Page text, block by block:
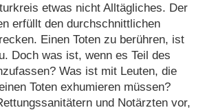
etwas nicht Alltägliches. Der
erfüllt den durchschnittlichen
Einen Toten zu berühren, ist
Doch was ist, wenn es Teil des
Was ist mit Leuten, die
Toten exhumieren müssen?
und Notärzten vor,